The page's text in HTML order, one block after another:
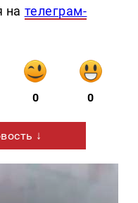
на телеграм-
0 0
↓